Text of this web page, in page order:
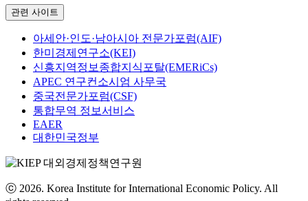
관련 사이트
아세안·인도·남아시아 전문가포럼(AIF)
한미경제연구소(KEI)
신흥지역정보종합지식포탈(EMERiCs)
APEC 연구컨소시엄 사무국
중국전문가포럼(CSF)
통합무역 정보서비스
EAER
대한민국정부
ⓒ 2026. Korea Institute for International Economic Policy. All